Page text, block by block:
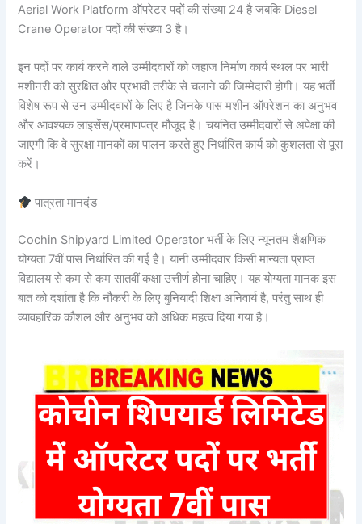
Aerial Work Platform ऑपरेटर पदों की संख्या 24 है जबकि Diesel
Crane Operator पदों की संख्या 3 है।
इन पदों पर कार्य करने वाले उम्मीदवारों को जहाज निर्माण कार्य स्थल पर भारी
मशीनरी को सुरक्षित और प्रभावी तरीके से चलाने की जिम्मेदारी होगी। यह भर्ती
विशेष रूप से उन उम्मीदवारों के लिए है जिनके पास मशीन ऑपरेशन का अनुभव
और आवश्यक लाइसेंस/प्रमाणपत्र मौजूद है। चयनित उम्मीदवारों से अपेक्षा की
जाएगी कि वे सुरक्षा मानकों का पालन करते हुए निर्धारित कार्य को कुशलता से पूरा
करें।
पात्रता मानदंड
Cochin Shipyard Limited Operator भर्ती के लिए न्यूनतम शैक्षणिक
योग्यता 7वीं पास निर्धारित की गई है। यानी उम्मीदवार किसी मान्यता प्राप्त
विद्यालय से कम से कम सातवीं कक्षा उत्तीर्ण होना चाहिए। यह योग्यता मानक इस
बात को दर्शाता है कि नौकरी के लिए बुनियादी शिक्षा अनिवार्य है, परंतु साथ ही
व्यावहारिक कौशल और अनुभव को अधिक महत्व दिया गया है।